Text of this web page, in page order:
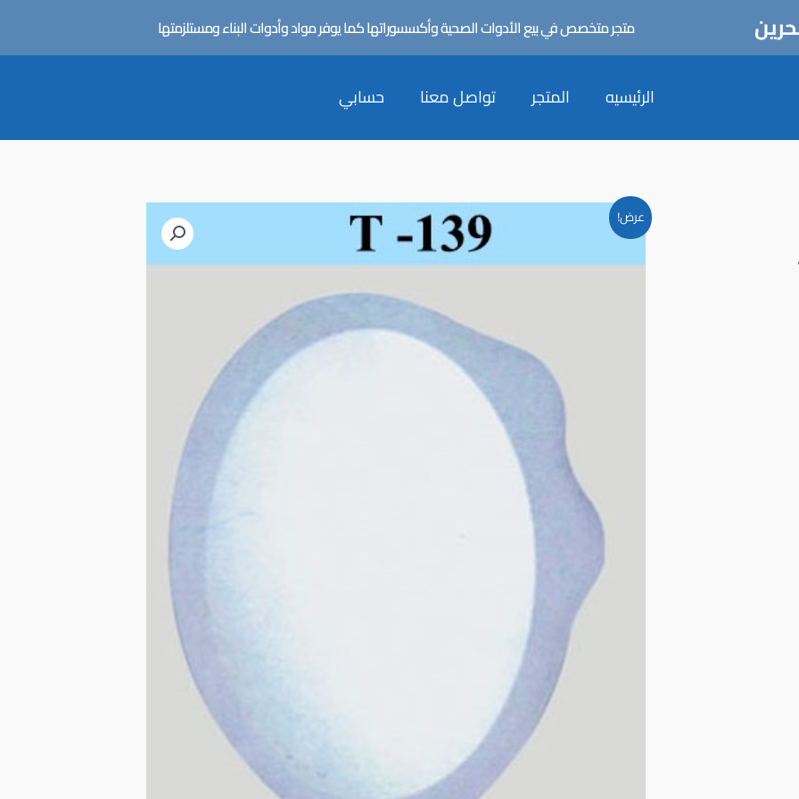
متجر متخصص في بيع الأدوات الصحية وأكسسوراتها كما يوفر مواد وأدوات البناء ومستلزمتها
الرئيسيه المتجر تواصل معنا حسابي
عرض!